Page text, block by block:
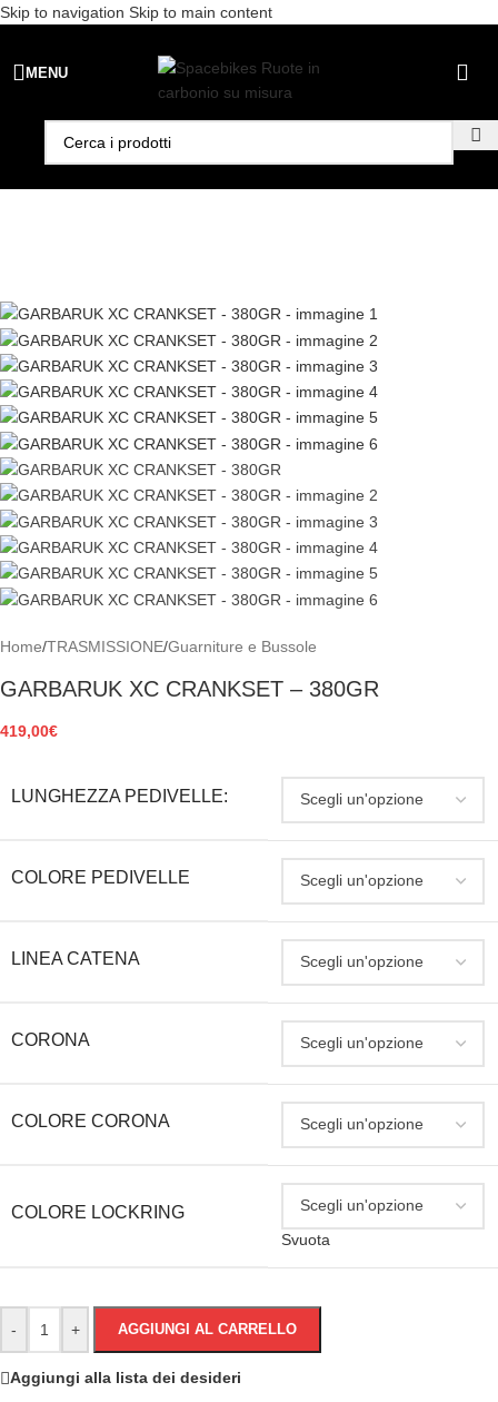
Skip to navigation Skip to main content
Spedizione gratuita per ordini superiori a €99 - 📣 Paga con PayPal in
3 rate senza interessi,
MENU
Home/TRASMISSIONE/Guarniture e Bussole
GARBARUK XC CRANKSET – 380GR
419,00€
LUNGHEZZA PEDIVELLE:
COLORE PEDIVELLE
LINEA CATENA
CORONA
COLORE CORONA
COLORE LOCKRING
Svuota
- + AGGIUNGI AL CARRELLO
Aggiungi alla lista dei desideri